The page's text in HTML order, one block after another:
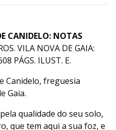
CANIDELO: NOTAS
VILA NOVA DE GAIA:
PÁGS. ILUST. E.
Canidelo, freguesia
Gaia.
qualidade do seu solo,
que tem aqui a sua foz, e